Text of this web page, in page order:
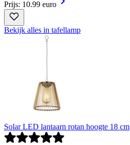
Prijs: 10.99 euro
Bekijk alles in tafellamp
Solar LED lantaarn rotan hoogte 18 cm